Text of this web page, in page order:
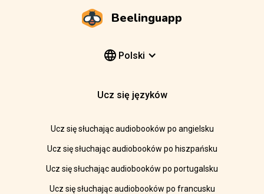
Beelinguapp
Polski
Ucz się języków
Ucz się słuchając audiobooków po angielsku
Ucz się słuchając audiobooków po hiszpańsku
Ucz się słuchając audiobooków po portugalsku
Ucz się słuchając audiobooków po francusku